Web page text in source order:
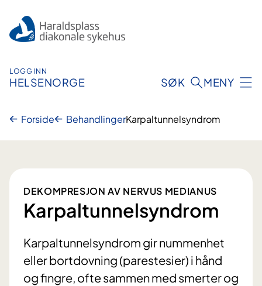
innhold
LOGG INN
HELSENORGE SØK MENY
Forside BehandlingerKarpaltunnelsyndrom
DEKOMPRESJON AV NERVUS MEDIANUS
Karpaltunnelsyndrom
Karpaltunnelsyndrom gir nummenhet
eller bortdovning (parestesier) i hånd
og fingre, ofte sammen med smerter og